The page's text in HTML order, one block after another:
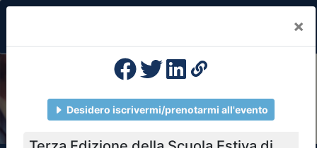
×
Previous